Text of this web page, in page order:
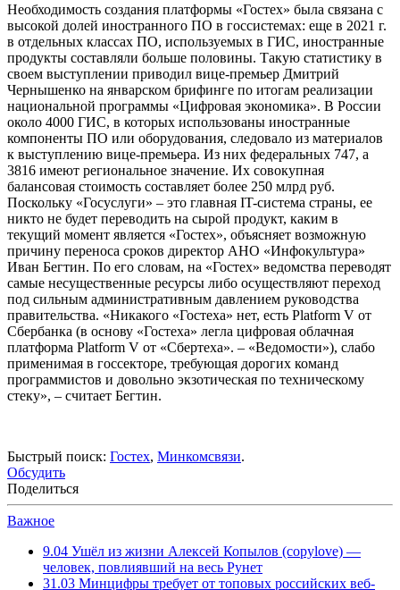
Необходимость создания платформы «Гостех» была связана с
высокой долей иностранного ПО в госсистемах: еще в 2021 г.
в отдельных классах ПО, используемых в ГИС, иностранные
продукты составляли больше половины. Такую статистику в
своем выступлении приводил вице-премьер Дмитрий
Чернышенко на январском брифинге по итогам реализации
национальной программы «Цифровая экономика». В России
около 4000 ГИС, в которых использованы иностранные
компоненты ПО или оборудования, следовало из материалов
к выступлению вице-премьера. Из них федеральных 747, а
3816 имеют региональное значение. Их совокупная
балансовая стоимость составляет более 250 млрд руб.
Поскольку «Госуслуги» – это главная IT-система страны, ее
никто не будет переводить на сырой продукт, каким в
текущий момент является «Гостех», объясняет возможную
причину переноса сроков директор АНО «Инфокультура»
Иван Бегтин. По его словам, на «Гостех» ведомства переводят
самые несущественные ресурсы либо осуществляют переход
под сильным административным давлением руководства
правительства. «Никакого «Гостеха» нет, есть Platform V от
Сбербанка (в основу «Гостеха» легла цифровая облачная
платформа Platform V от «Сбертеха». – «Ведомости»), слабо
применимая в госсекторе, требующая дорогих команд
программистов и довольно экзотическая по техническому
стеку», – считает Бегтин.
Быстрый поиск: Гостех, Минкомсвязи.
Обсудить
Поделиться
Важное
9.04 Ушёл из жизни Алексей Копылов (copylove) —
человек, повлиявший на весь Рунет
31.03 Минцифры требует от топовых российских веб-